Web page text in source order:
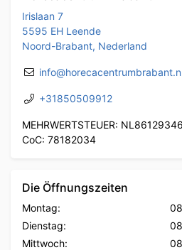
Irislaan 7
5595 EH Leende
Noord-Brabant, Nederland
+31850509912
MEHRWERTSTEUER:
CoC: 78182034
Die Öffnungszeiten
Montag:
Dienstag:
Mittwoch: